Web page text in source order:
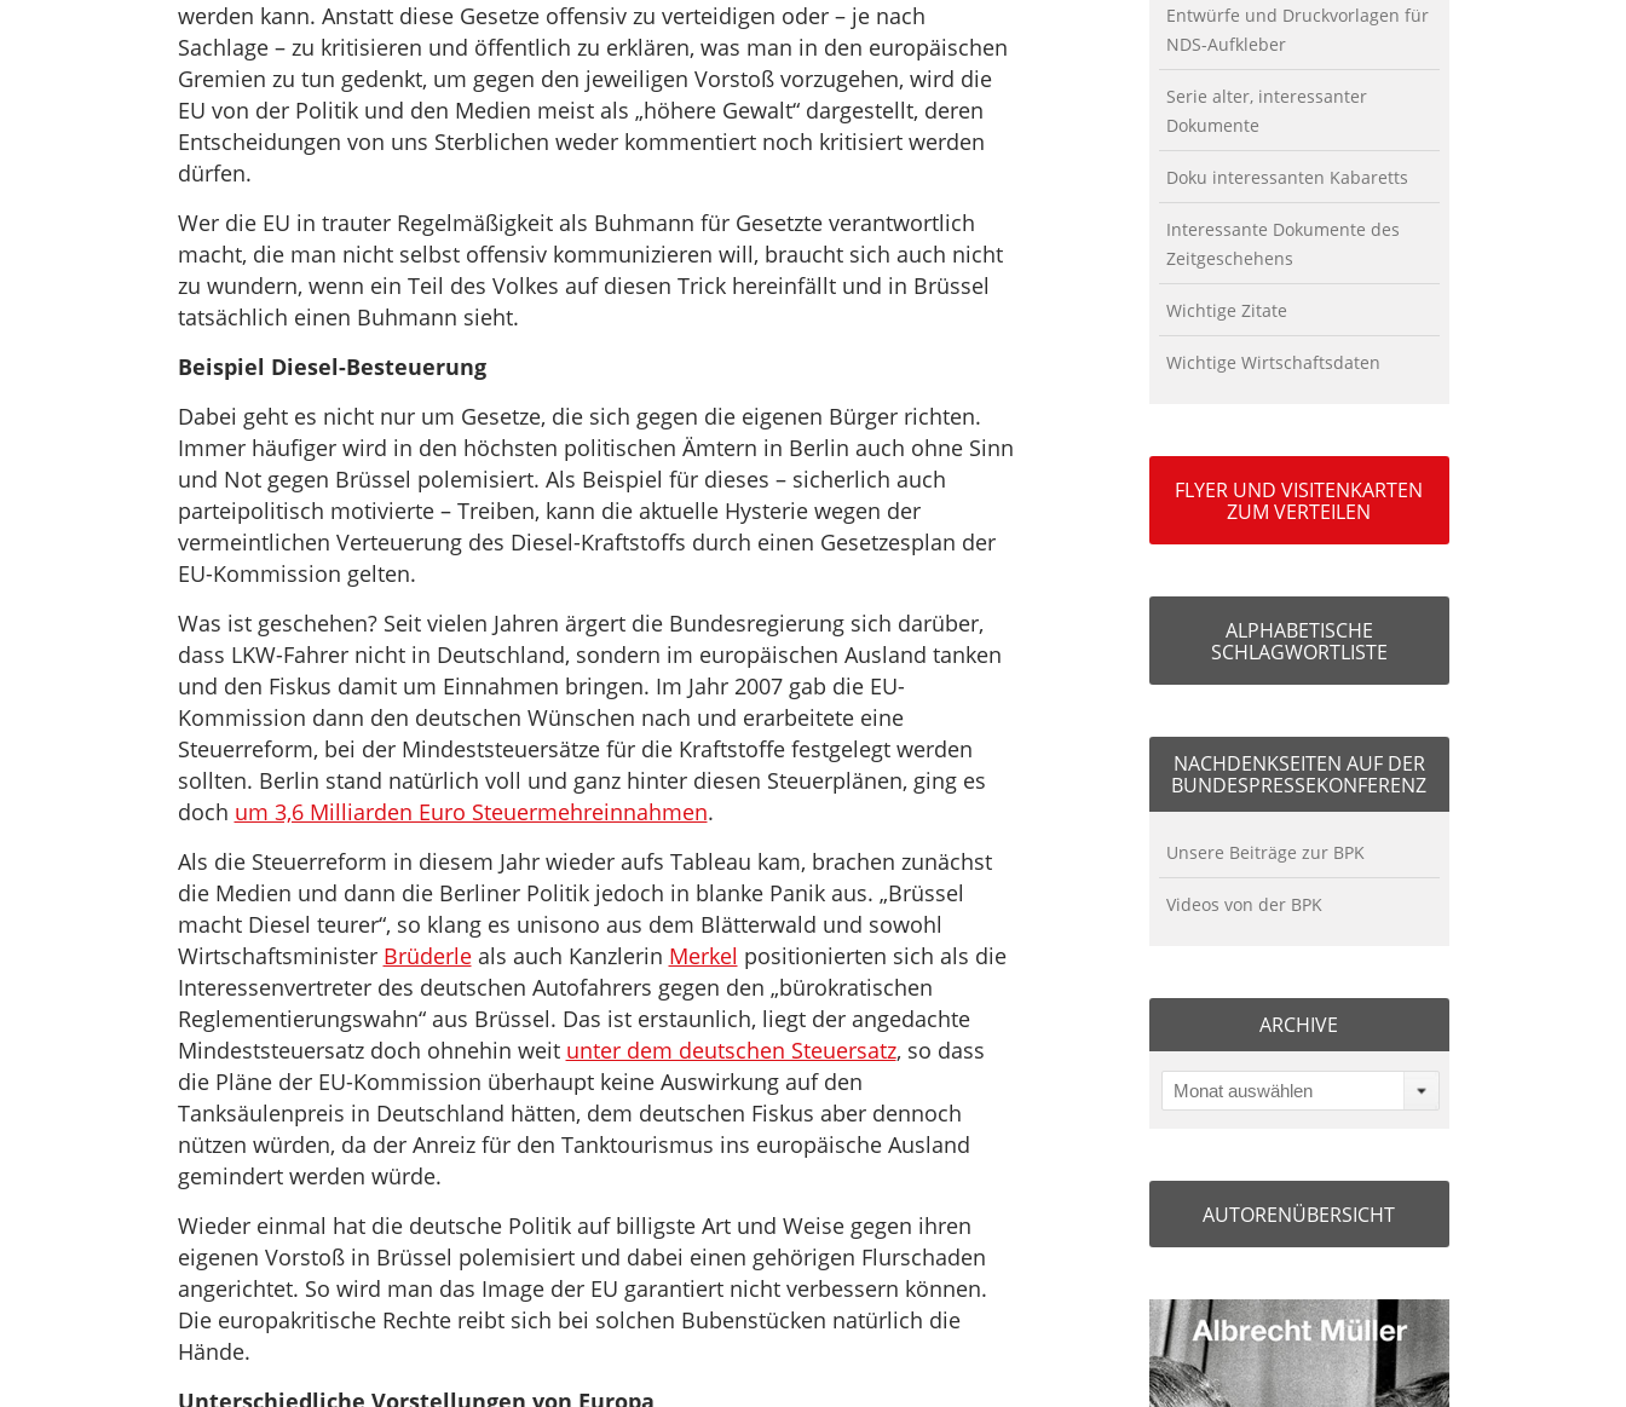
werden kann. Anstatt diese Gesetze offensiv zu verteidigen oder – je nach
Sachlage – zu kritisieren und öffentlich zu erklären, was man in den europäischen
Gremien zu tun gedenkt, um gegen den jeweiligen Vorstoß vorzugehen, wird die
EU von der Politik und den Medien meist als „höhere Gewalt“ dargestellt, deren
Entscheidungen von uns Sterblichen weder kommentiert noch kritisiert werden
dürfen.
Wer die EU in trauter Regelmäßigkeit als Buhmann für Gesetzte verantwortlich
macht, die man nicht selbst offensiv kommunizieren will, braucht sich auch nicht
zu wundern, wenn ein Teil des Volkes auf diesen Trick hereinfällt und in Brüssel
tatsächlich einen Buhmann sieht.
Beispiel Diesel-Besteuerung
Dabei geht es nicht nur um Gesetze, die sich gegen die eigenen Bürger richten.
Immer häufiger wird in den höchsten politischen Ämtern in Berlin auch ohne Sinn
und Not gegen Brüssel polemisiert. Als Beispiel für dieses – sicherlich auch
parteipolitisch motivierte – Treiben, kann die aktuelle Hysterie wegen der
vermeintlichen Verteuerung des Diesel-Kraftstoffs durch einen Gesetzesplan der
EU-Kommission gelten.
Was ist geschehen? Seit vielen Jahren ärgert die Bundesregierung sich darüber,
dass LKW-Fahrer nicht in Deutschland, sondern im europäischen Ausland tanken
und den Fiskus damit um Einnahmen bringen. Im Jahr 2007 gab die EU-
Kommission dann den deutschen Wünschen nach und erarbeitete eine
Steuerreform, bei der Mindeststeuersätze für die Kraftstoffe festgelegt werden
sollten. Berlin stand natürlich voll und ganz hinter diesen Steuerplänen, ging es
doch um 3,6 Milliarden Euro Steuermehreinnahmen.
Als die Steuerreform in diesem Jahr wieder aufs Tableau kam, brachen zunächst
die Medien und dann die Berliner Politik jedoch in blanke Panik aus. „Brüssel
macht Diesel teurer“, so klang es unisono aus dem Blätterwald und sowohl
Wirtschaftsminister Brüderleals auch Kanzlerin Merkel positionierten sich als die
Interessenvertreter des deutschen Autofahrers gegen den „bürokratischen
Reglementierungswahn“ aus Brüssel. Das ist erstaunlich, liegt der angedachte
Mindeststeuersatz doch ohnehin weit unter dem deutschen Steuersatz, so dass
die Pläne der EU-Kommission überhaupt keine Auswirkung auf den
Tanksäulenpreis in Deutschland hätten, dem deutschen Fiskus aber dennoch
nützen würden, da der Anreiz für den Tanktourismus ins europäische Ausland
gemindert werden würde.
Wieder einmal hat die deutsche Politik auf billigste Art und Weise gegen ihren
eigenen Vorstoß in Brüssel polemisiert und dabei einen gehörigen Flurschaden
angerichtet. So wird man das Image der EU garantiert nicht verbessern können.
Die europakritische Rechte reibt sich bei solchen Bubenstücken natürlich die
Hände.
Unterschiedliche Vorstellungen von Europa
Entwürfe und Druckvorlagen für
NDS-Aufkleber
Serie alter, interessanter
Dokumente
Doku interessanten Kabaretts
Interessante Dokumente des
Zeitgeschehens
Wichtige Zitate
Wichtige Wirtschaftsdaten
FLYER UND VISITENKARTEN
ZUM VERTEILEN
ALPHABETISCHE
SCHLAGWORTLISTE
NACHDENKSEITEN AUF DER
BUNDESPRESSEKONFERENZ
Unsere Beiträge zur BPK
Videos von der BPK
ARCHIVE
Monat auswählen
AUTORENÜBERSICHT